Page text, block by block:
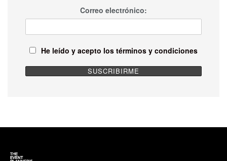
Correo electrónico:
He leído y acepto los términos y condiciones